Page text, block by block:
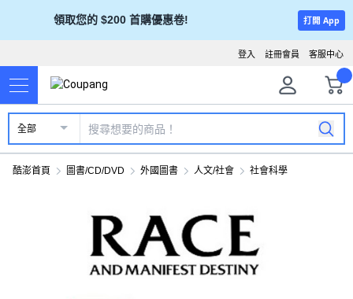
領取您的 $200 首購優惠卷! 打開 App
客服中心
註冊會員
登入
全部
酷澎首頁 圖書/CD/DVD 外國圖書 人文/社會 社會科學